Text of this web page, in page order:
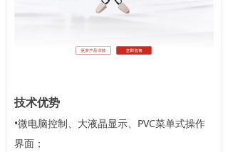
技术优势
•微电脑控制、大液晶显示、PVC菜单式操作
界面；